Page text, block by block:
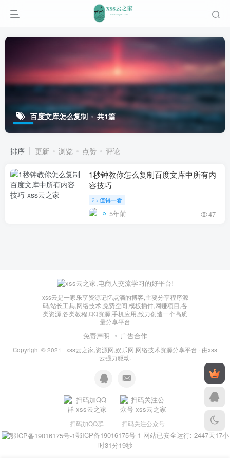
百度文库怎么复制 共1篇
排序 更新 浏览 点赞 评论
1秒钟教你怎么复制百度文库中所有内
容技巧
值得一看
5年前 47
xss云是一家乐享资源记忆点滴的博客,主要分享程序源
码,站长工具,网络技术,免费空间,模板插件,网赚项目,各
类资源,各类教程,QQ资源,手机应用,致力创造一个高质
量分享平台
免责声明 广告合作
Copyright © 2021 · xss云之家,资源网,娱乐网,网络技术资源分享平台 · 由xss
云强力驱动.
扫码加QQ群 扫码关注公众号
鄂ICP备19016175号-1 网站已安全运行: 2447天17小
时31分19秒